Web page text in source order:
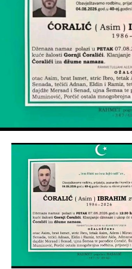
Tahirović, Kapić, Đogić,
Dervišević, te kolektiv firme
mnogobrojna rodbina,
Post
Tweet
Mail
UP NEXT
Na ahiret preselio
DON'T MISS
Na ahiret preselio VELIĆ